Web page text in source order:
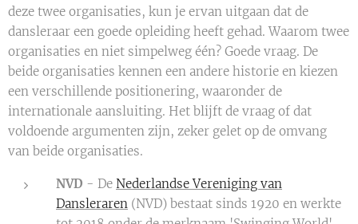
deze twee organisaties, kun je ervan uitgaan dat de
dansleraar een goede opleiding heeft gehad. Waarom twee
organisaties en niet simpelweg één? Goede vraag. De
beide organisaties kennen een andere historie en kiezen
een verschillende positionering, waaronder de
internationale aansluiting. Het blijft de vraag of dat
voldoende argumenten zijn, zeker gelet op de omvang
van beide organisaties.
NVD - De Nederlandse Vereniging van
Dansleraren (NVD) bestaat sinds 1920 en werkte